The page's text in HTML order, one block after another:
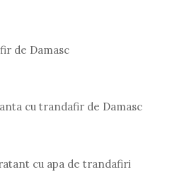
de Damasc
cu trandafir de Damasc
cu apa de trandafiri